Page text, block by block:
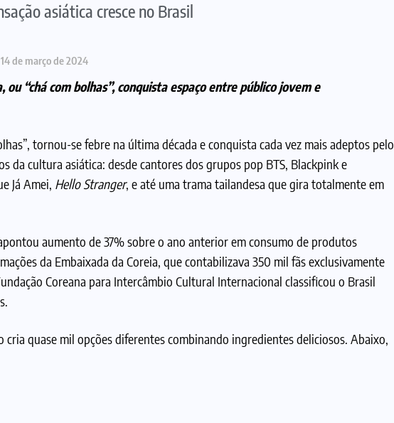
asiática cresce no Brasil
14 de março de 2024
“chá com bolhas”, conquista espaço entre público jovem e
tornou-se febre na última década e conquista cada vez mais adeptos pelo
da cultura asiática: desde cantores dos grupos pop BTS, Blackpink e
Já Amei, Hello Stranger, e até uma trama tailandesa que gira totalmente em
aumento de 37% sobre o ano anterior em consumo de produtos
da Embaixada da Coreia, que contabilizava 350 mil fãs exclusivamente
Coreana para Intercâmbio Cultural Internacional classificou o Brasil
quase mil opções diferentes combinando ingredientes deliciosos. Abaixo,